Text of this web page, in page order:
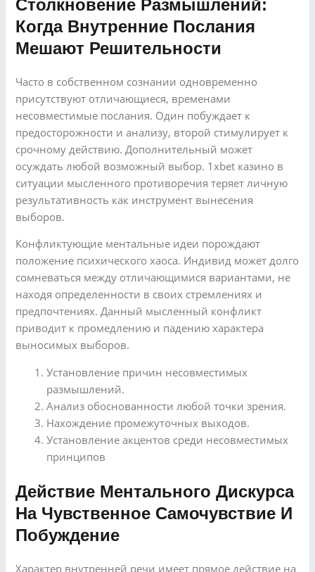
Столкновение Размышлений:
Когда Внутренние Послания
Мешают Решительности
Часто в собственном сознании одновременно
присутствуют отличающиеся, временами
несовместимые послания. Один побуждает к
предосторожности и анализу, второй стимулирует к
срочному действию. Дополнительный может
осуждать любой возможный выбор. 1xbet казино в
ситуации мысленного противоречия теряет личную
результативность как инструмент вынесения
выборов.
Конфликтующие ментальные идеи порождают
положение психического хаоса. Индивид может долго
сомневаться между отличающимися вариантами, не
находя определенности в своих стремлениях и
предпочтениях. Данный мысленный конфликт
приводит к промедлению и падению характера
выносимых выборов.
Установление причин несовместимых
размышлений.
Анализ обоснованности любой точки зрения.
Нахождение промежуточных выходов.
Установление акцентов среди несовместимых
принципов
Действие Ментального Дискурса
На Чувственное Самочувствие И
Побуждение
Характер внутренней речи имеет прямое действие на